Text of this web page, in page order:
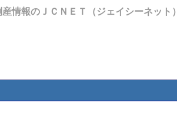
情報のＪＣＮＥＴ（ジェイシーネット）